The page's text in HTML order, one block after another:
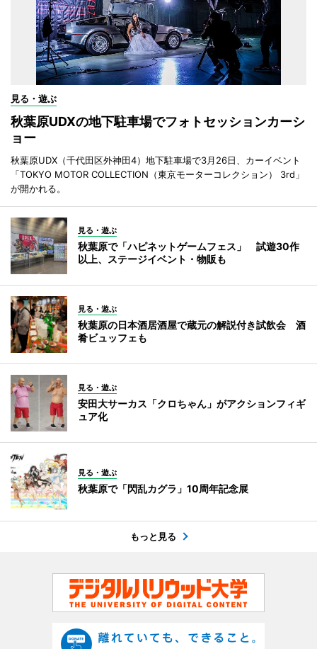
見る・遊ぶ
秋葉原UDXの地下駐車場でフォトセッションカーシ
ョー
秋葉原UDX（千代田区外神田4）地下駐車場で3月26日、カーイベント
「TOKYO MOTOR COLLECTION（東京モーターコレクション） 3rd」
が開かれる。
見る・遊ぶ
秋葉原で「ハピネットゲームフェス」 試遊30作
以上、ステージイベント・物販も
見る・遊ぶ
秋葉原の日本酒居酒屋で蔵元の解説付き試飲会 酒
肴ビュッフェも
見る・遊ぶ
安田大サーカス「クロちゃん」がアクションフィギ
ュア化
見る・遊ぶ
秋葉原で「閃乱カグラ」10周年記念展
もっと見る